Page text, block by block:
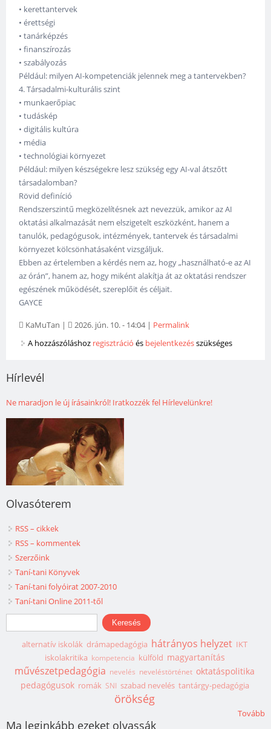
• kerettantervek
• érettségi
• tanárképzés
• finanszírozás
• szabályozás
Például: milyen AI-kompetenciák jelennek meg a tantervekben?
4. Társadalmi-kulturális szint
• munkaerőpiac
• tudáskép
• digitális kultúra
• média
• technológiai környezet
Például: milyen készségekre lesz szükség egy AI-val átszőtt
társadalomban?
Rövid definíció
Rendszerszintű megközelítésnek azt nevezzük, amikor az AI
oktatási alkalmazását nem elszigetelt eszközként, hanem a
tanulók, pedagógusok, intézmények, tantervek és társadalmi
környezet kölcsönhatásaként vizsgáljuk.
Ebben az értelemben a kérdés nem az, hogy „használható-e az AI
az órán”, hanem az, hogy miként alakítja át az oktatási rendszer
egészének működését, szereplőit és céljait.
GAYCE
KaMuTan | 2026. jún. 10. - 14:04| Permalink
A hozzászóláshoz regisztráció és bejelentkezésszükséges
Hírlevél
Ne maradjon le új írásainkról! Iratkozzék fel Hírlevelünkre!
Olvasóterem
RSS – cikkek
RSS – kommentek
Szerzőink
Taní-tani Könyvek
Taní-tani folyóirat 2007-2010
Taní-tani Online 2011-től
Keresés űrlap
Keresés
alternatív iskolák drámapedagógia hátrányos helyzet IKT
iskolakritika kompetencia külföld magyartanítás
művészetpedagógia nevelés neveléstörténet oktatáspolitika
pedagógusok romák SNI szabad nevelés tantárgy-pedagógia
örökség
Tovább
Ma leginkább ezeket olvassák